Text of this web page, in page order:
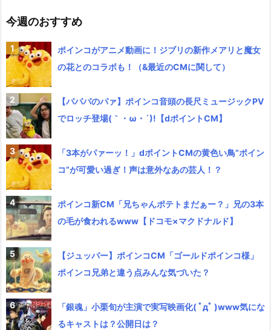
今週のおすすめ
ポインコがアニメ動画に！ジブリの新作メアリと魔女
の花とのコラボも！（&最近のCMに関して）
【パパパのパァ】ポインコ音頭の長尺ミュージックPV
でロッチ登場(｀・ω・´)!【dポイントCM】
「3本がパァーッ！」dポイントCMの黄色い鳥”ポイン
コ”が可愛い過ぎ！声は意外なあの芸人！？
ポインコ新CM「兄ちゃんポテトまだぁー？」兄の3本
の毛が食われるwww【ドコモ×マクドナルド】
【ジュッパー】ポインコCM「ゴールドポインコ様」
ポインコ兄弟と違う点みんな気づいた？
「銀魂」小栗旬が主演で実写映画化( ﾟдﾟ )www気にな
るキャストは？公開日は？